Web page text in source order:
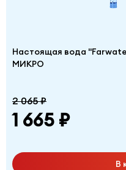
Настоящая вода
МИКРО
2 065 ₽
1 665 ₽
В